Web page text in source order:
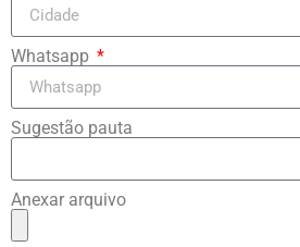
Whatsapp
Sugestão pauta
Anexar arquivo